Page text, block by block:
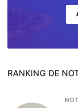
RANKING DE